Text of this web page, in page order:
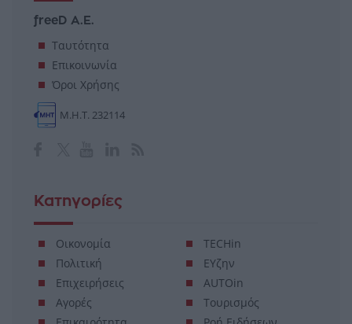
freeD Α.Ε.
Ταυτότητα
Επικοινωνία
Όροι Χρήσης
Μ.Η.Τ. 232114
Κατηγορίες
Οικονομία
Πολιτική
Επιχειρήσεις
Αγορές
TECHin
ΕΥζην
AUTOin
Τουρισμός